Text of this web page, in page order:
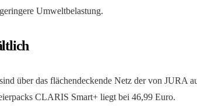
Umweltbelastung.
über das flächendeckende Netz der von JURA
CLARIS Smart+ liegt bei 46,99 Euro.